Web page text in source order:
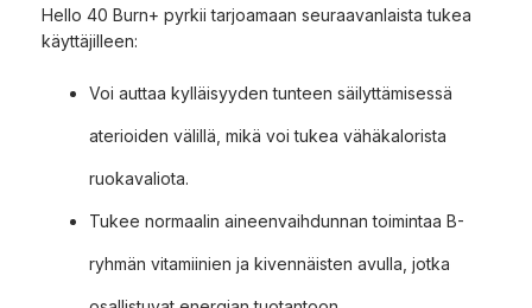
Hello 40 Burn+ pyrkii tarjoamaan seuraavanlaista tukea
käyttäjilleen:
Voi auttaa kylläisyyden tunteen säilyttämisessä
aterioiden välillä, mikä voi tukea vähäkalorista
ruokavaliota.
Tukee normaalin aineenvaihdunnan toimintaa B-
ryhmän vitamiinien ja kivennäisten avulla, jotka